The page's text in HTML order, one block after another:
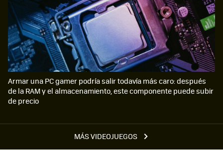
MÁS VIDEOJUEGOS
Armar una PC gamer podría salir todavía más caro: después
de la RAM y el almacenamiento, este componente puede subir
de precio